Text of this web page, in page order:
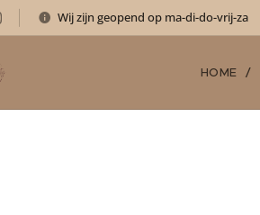
Wij zijn geopend op ma-di-do-vrij-za
HOME